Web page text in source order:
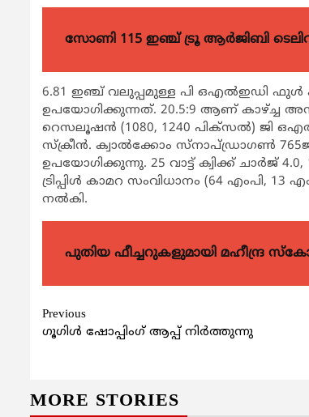
സോണി 115 ഇഞ്ച് ട്രൂ ആർജിബി
6.81 ഇഞ്ച് വലുപ്പമുള്ള പി ഒഎല്‍ഇഡി ഫുള്‍
ഉപയോഗിക്കുന്നത്. 20.5:9 ആണ് കാഴ്ച്ച
റെസലൂഷന്‍ (1080, 1240 പിക്‌സല്‍) ജി
സ്‌ക്രീന്‍. ക്വാല്‍ക്കോം സ്‌നാപ്ഡ്രാഗണ്‍
ഉപയോഗിക്കുന്നു. 25 വാട്ട് ക്വിക്ക് ചാര്‍ജ്
ട്രിപ്പിള്‍ കാമറ സംവിധാനം (64 എംപി,
നല്‍കി.
പുതിയ ഫീച്ചറുകളുമായി മഹീന്ദ്ര
Continue
Reading
Previous
ഗൂഗിള്‍ ഷോപ്പിംഗ് ആപ്പ് നിര്‍ത്തുന്നു
MORE STORIES